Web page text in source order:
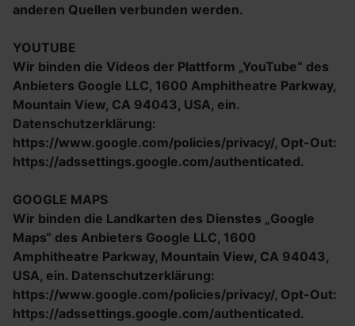
anderen Quellen verbunden werden.
YOUTUBE
Wir binden die Videos der Plattform „YouTube“ des
Anbieters Google LLC, 1600 Amphitheatre Parkway,
Mountain View, CA 94043, USA, ein.
Datenschutzerklärung:
https://www.google.com/policies/privacy/, Opt-Out:
https://adssettings.google.com/authenticated.
GOOGLE MAPS
Wir binden die Landkarten des Dienstes „Google
Maps“ des Anbieters Google LLC, 1600
Amphitheatre Parkway, Mountain View, CA 94043,
USA, ein. Datenschutzerklärung:
https://www.google.com/policies/privacy/, Opt-Out:
https://adssettings.google.com/authenticated.